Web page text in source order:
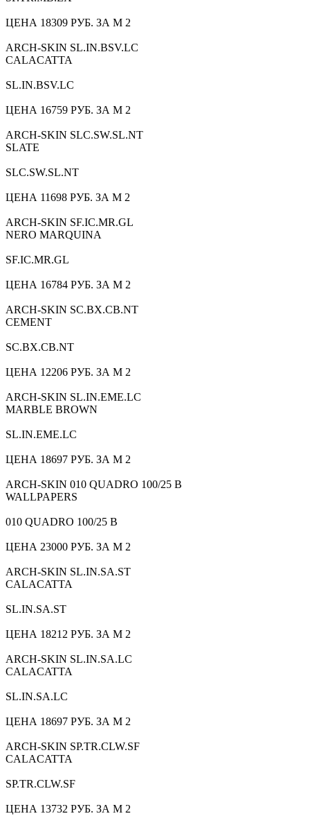
ЦЕНА 18309 РУБ. ЗА М 2
ARCH-SKIN SL.IN.BSV.LC
CALACATTA
SL.IN.BSV.LC
ЦЕНА 16759 РУБ. ЗА М 2
ARCH-SKIN SLC.SW.SL.NT
SLATE
SLC.SW.SL.NT
ЦЕНА 11698 РУБ. ЗА М 2
ARCH-SKIN SF.IC.MR.GL
NERO MARQUINA
SF.IC.MR.GL
ЦЕНА 16784 РУБ. ЗА М 2
ARCH-SKIN SC.BX.CB.NT
CEMENT
SC.BX.CB.NT
ЦЕНА 12206 РУБ. ЗА М 2
ARCH-SKIN SL.IN.EME.LC
MARBLE BROWN
SL.IN.EME.LC
ЦЕНА 18697 РУБ. ЗА М 2
ARCH-SKIN 010 QUADRO 100/25 B
WALLPAPERS
010 QUADRO 100/25 B
ЦЕНА 23000 РУБ. ЗА М 2
ARCH-SKIN SL.IN.SA.ST
CALACATTA
SL.IN.SA.ST
ЦЕНА 18212 РУБ. ЗА М 2
ARCH-SKIN SL.IN.SA.LC
CALACATTA
SL.IN.SA.LC
ЦЕНА 18697 РУБ. ЗА М 2
ARCH-SKIN SP.TR.CLW.SF
CALACATTA
SP.TR.CLW.SF
ЦЕНА 13732 РУБ. ЗА М 2